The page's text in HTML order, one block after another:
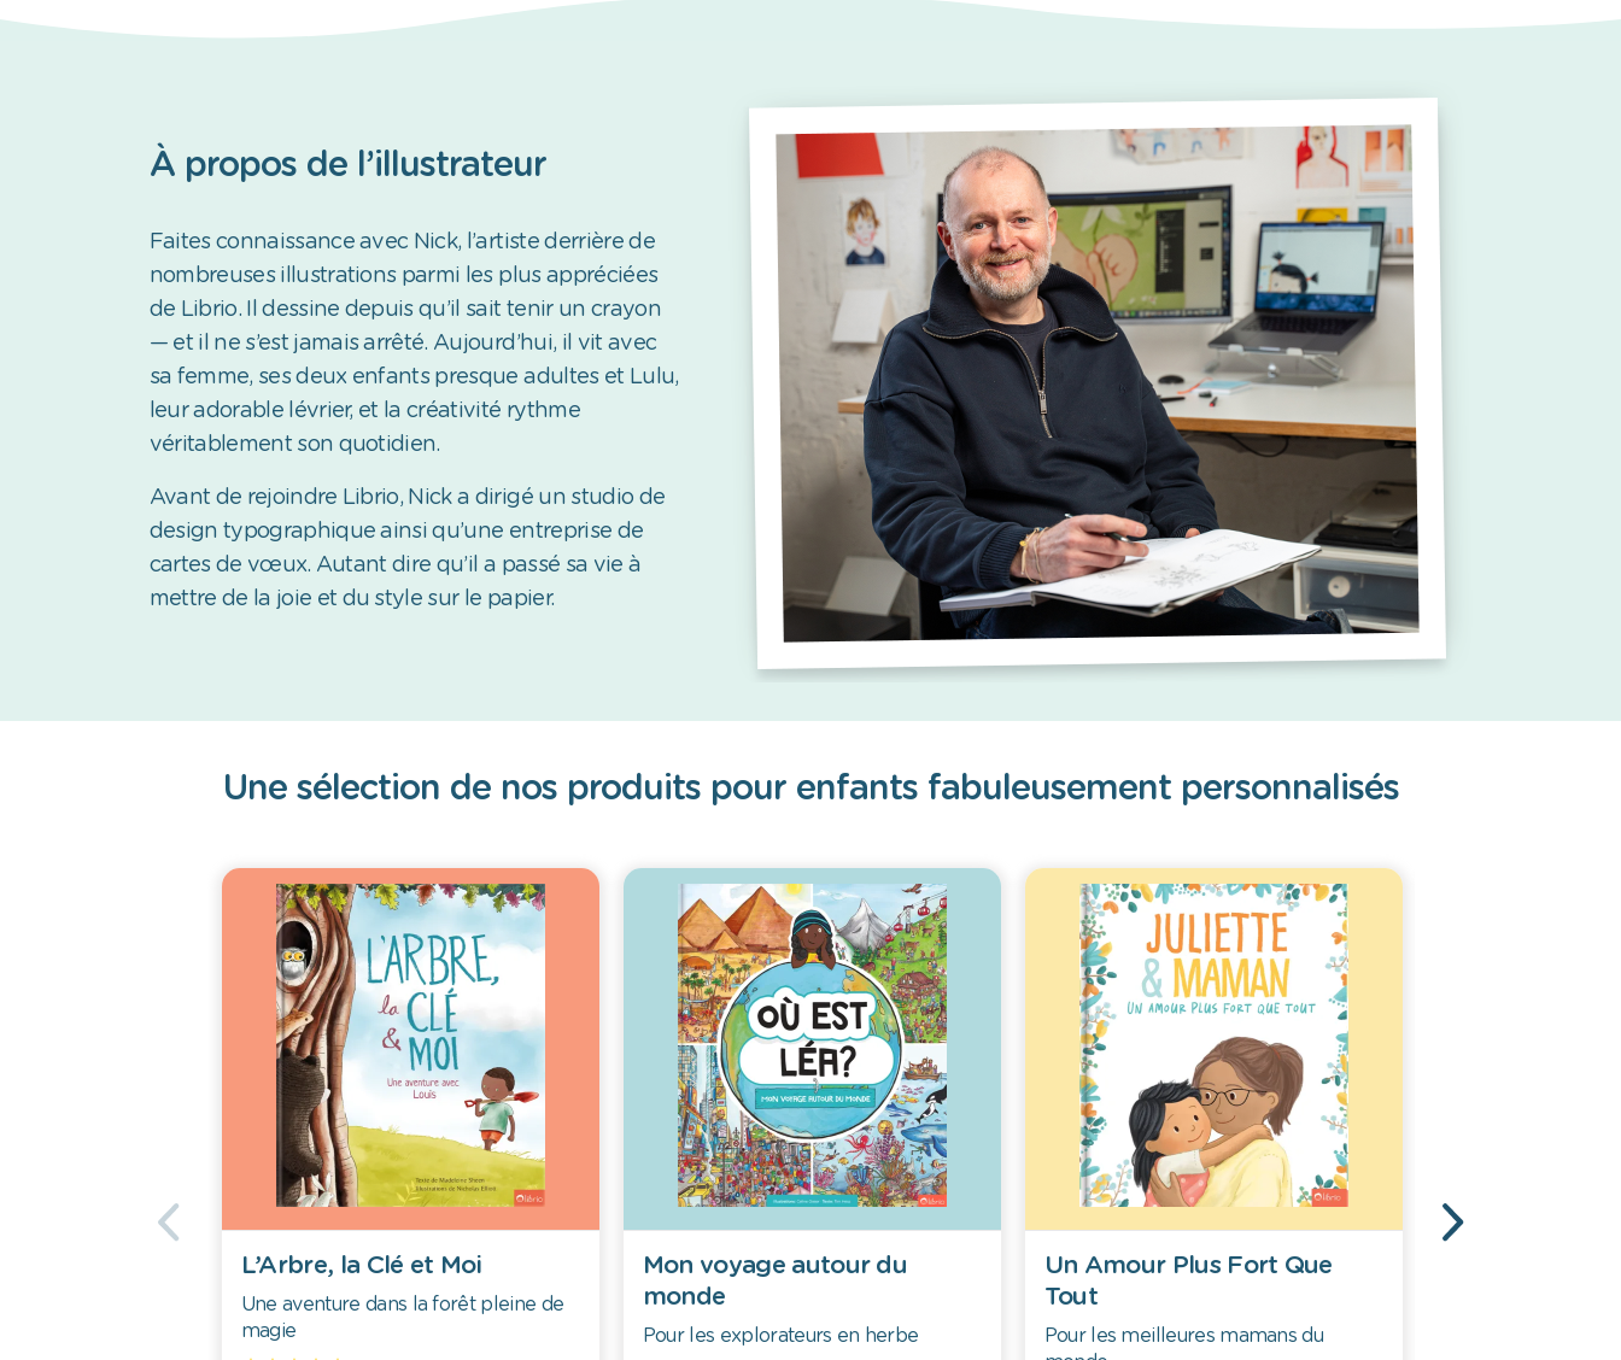
À propos de l’illustrateur
Faites connaissance avec Nick, l’artiste derrière de
nombreuses illustrations parmi les plus appréciées
de Librio. Il dessine depuis qu’il sait tenir un crayon
— et il ne s’est jamais arrêté. Aujourd’hui, il vit avec
sa femme, ses deux enfants presque adultes et Lulu,
leur adorable lévrier, et la créativité rythme
véritablement son quotidien.
Avant de rejoindre Librio, Nick a dirigé un studio de
design typographique ainsi qu’une entreprise de
cartes de vœux. Autant dire qu’il a passé sa vie à
mettre de la joie et du style sur le papier.
Une sélection de nos produits pour enfants fabuleusement personnalisés
L’Arbre, la Clé et Moi
Une aventure dans la forêt pleine de
magie
Mon voyage autour du
monde
Pour les explorateurs en herbe
Un Amour Plus Fort Que
Tout
Pour les meilleures mamans du